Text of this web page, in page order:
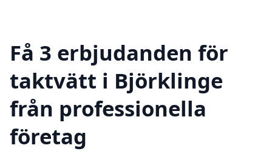
Få 3 erbjudanden för
taktvätt i Björklinge
från professionella
företag